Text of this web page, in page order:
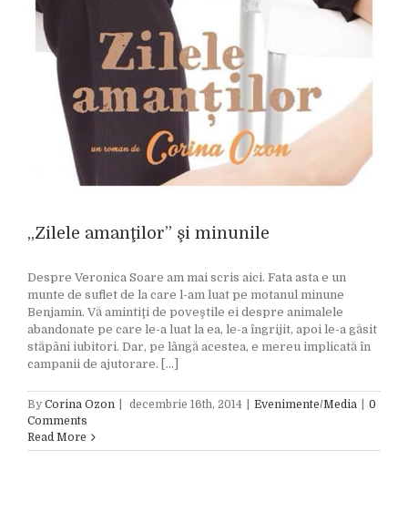
„Zilele amanţilor” şi minunile
Despre Veronica Soare am mai scris aici. Fata asta e un
munte de suflet de la care l-am luat pe motanul minune
Benjamin. Vă amintiţi de poveştile ei despre animalele
abandonate pe care le-a luat la ea, le-a îngrijit, apoi le-a găsit
stăpâni iubitori. Dar, pe lângă acestea, e mereu implicată în
campanii de ajutorare. [...]
By Corina Ozon decembrie 16th, 2014 Evenimente/Media
0
Comments
Read More